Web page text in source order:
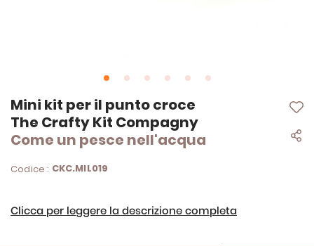
Mini kit per il punto croce
The Crafty Kit Compagny
Come un pesce nell'acqua
Codice : CKC.MIL019
Clicca per leggere la descrizione completa
Vai
all'inizio
della
galleria
immagini